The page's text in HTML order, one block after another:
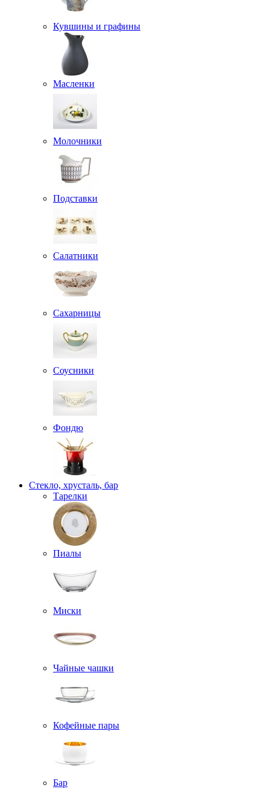
Кувшины и графины
Масленки
Молочники
Подставки
Салатники
Сахарницы
Соусники
Фондю
Стекло, хрусталь, бар
Тарелки
Пиалы
Миски
Чайные чашки
Кофейные пары
Бар